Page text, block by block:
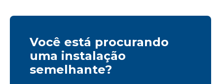
Você está procurando
uma instalação
semelhante?